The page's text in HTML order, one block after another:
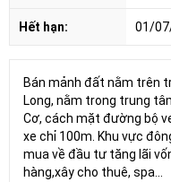
Hết hạn: 01/
Bán mảnh đất nằm trên
Long, nằm trong trung
Cơ, cách mặt đường bộ
xe chỉ 100m. Khu vực
mua về đầu tư tăng lãi
hàng,xây cho thuê, spa...